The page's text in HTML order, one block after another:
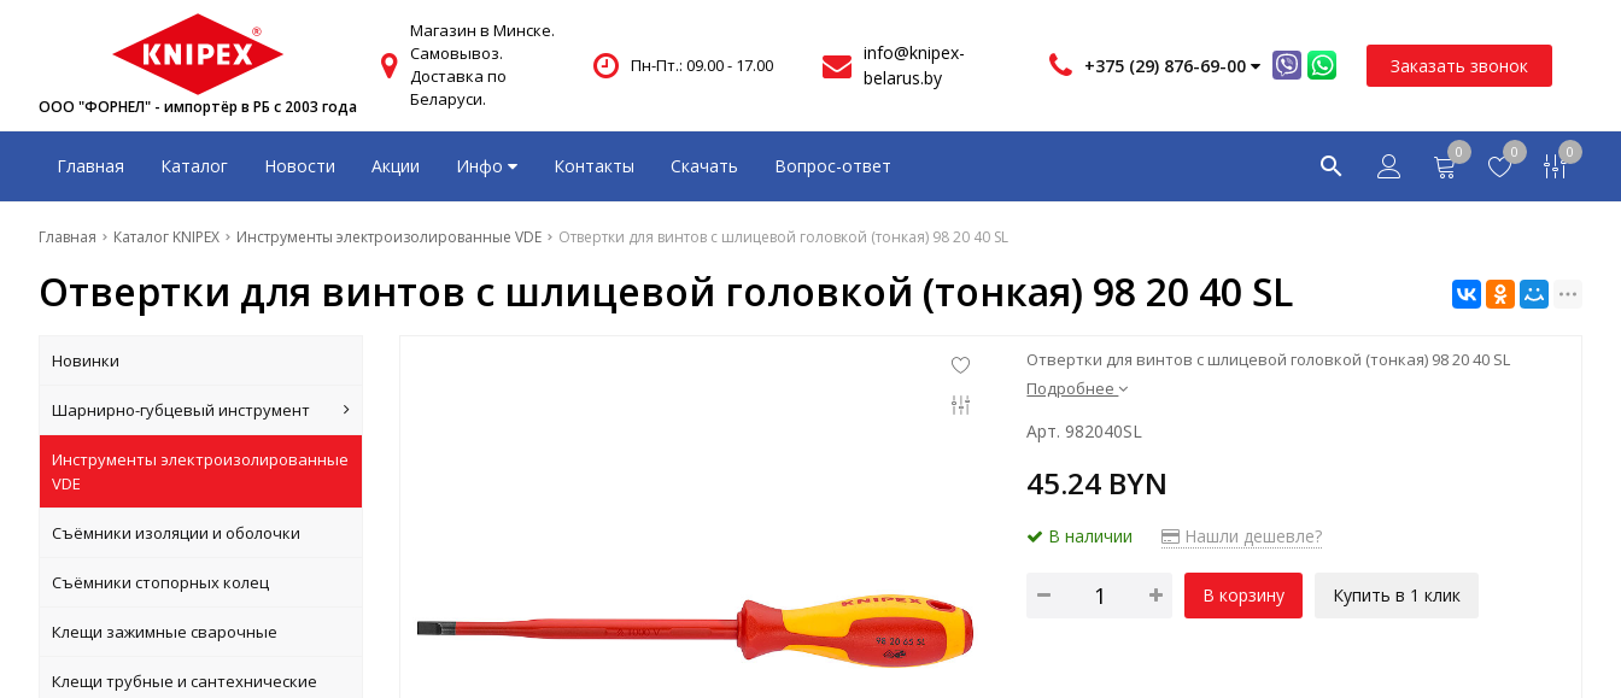
ООО "ФОРНЕЛ" - импортёр в РБ с 2003 года
Магазин в Минске.
Самовывоз.
Доставка по
Беларуси.
Пн-Пт.: 09.00 - 17.00
info@knipex-
belarus.by
+375 (29) 876-69-00 Заказать звонок
Главная Каталог Новости Акции Инфо Контакты Скачать Вопрос-ответ
0 0 0
Главная Каталог KNIPEX Инструменты электроизолированные VDE Отвертки для винтов с шлицевой головкой (тонкая) 98 20 40 SL
Отвертки для винтов с шлицевой головкой (тонкая) 98 20 40 SL
Новинки
Шарнирно-губцевый инструмент
Инструменты электроизолированные
VDE
Съёмники изоляции и оболочки
Съёмники стопорных колец
Клещи зажимные сварочные
Клещи трубные и сантехнические
Отвертки для винтов с шлицевой головкой (тонкая) 98 20 40 SL
Подробнее
Арт. 982040SL
45.24 BYN
В наличии Нашли дешевле?
В корзину Купить в 1 клик